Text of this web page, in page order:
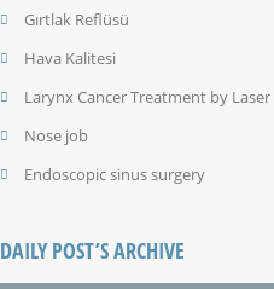
Gırtlak Reflüsü
Hava Kalitesi
Larynx Cancer Treatment by Laser
Nose job
Endoscopic sinus surgery
DAILY POST’S ARCHIVE